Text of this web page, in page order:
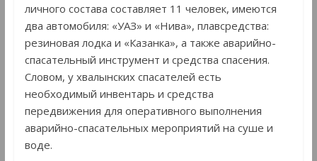
личного состава составляет 11 человек, имеются
два автомобиля: «УАЗ» и «Нива», плавсредства:
резиновая лодка и «Казанка», а также аварийно-
спасательный инструмент и средства спасения.
Словом, у хвалынских спасателей есть
необходимый инвентарь и средства
передвижения для оперативного выполнения
аварийно-спасательных мероприятий на суше и
воде.